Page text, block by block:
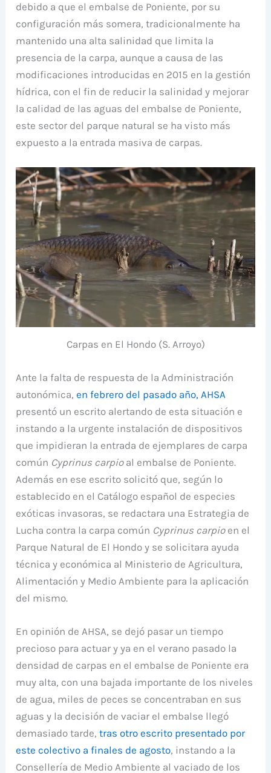
debido a que el embalse de Poniente, por su
configuración más somera, tradicionalmente ha
mantenido una alta salinidad que limita la
presencia de la carpa, aunque a causa de las
modificaciones introducidas en 2015 en la gestión
hídrica, con el fin de reducir la salinidad y mejorar
la calidad de las aguas del embalse de Poniente,
este sector del parque natural se ha visto más
expuesto a la entrada masiva de carpas.
Carpas en El Hondo (S. Arroyo)
Ante la falta de respuesta de la Administración
autonómica,en febrero del pasado año, AHSA
presentó un escrito alertando de esta situación e
instando a la urgente instalación de dispositivos
que impidieran la entrada de ejemplares de carpa
común Cyprinus carpioal embalse de Poniente.
Además en ese escrito solicitó que, según lo
establecido en el Catálogo español de especies
exóticas invasoras, se redactara una Estrategia de
Lucha contra la carpa común Cyprinus carpioen el
Parque Natural de El Hondo y se solicitara ayuda
técnica y económica al Ministerio de Agricultura,
Alimentación y Medio Ambiente para la aplicación
del mismo.
En opinión de AHSA, se dejó pasar un tiempo
precioso para actuar y ya en el verano pasado la
densidad de carpas en el embalse de Poniente era
muy alta, con una bajada importante de los niveles
de agua, miles de peces se concentraban en sus
aguas y la decisión de vaciar el embalse llegó
demasiado tarde,tras otro escrito presentado por
este colectivo a finales de agosto, instando a la
Consellería de Medio Ambiente al vaciado de los